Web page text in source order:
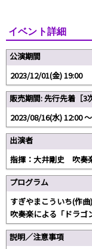
イベント詳細
公演期間
2023/12/01(金) 19:00
販売期間: 先行先着［3
2023/08/16(水) 12:00
出演者
指揮：大井剛史 吹奏
プログラム
すぎやまこういち(作
吹奏楽による「ドラ
説明／注意事項